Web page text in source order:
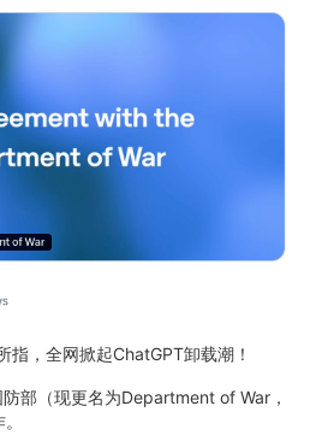
，全网掀起ChatGPT卸载潮！
部（现更名为Department of War，